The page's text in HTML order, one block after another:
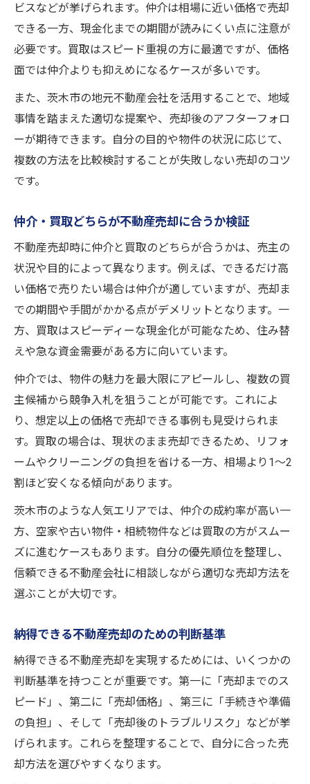
ビスなどが挙げられます。仲介は相場に近い価格で売却
できる一方、現金化までの期間が読みにくい点に注意が
必要です。買取はスピード重視の方に最適ですが、価格
面では仲介よりも抑えめになるケースが多いです。
また、茨木市の地元不動産会社を活用することで、地域
事情を踏まえた適切な提案や、売却後のアフターフォロ
ーが期待できます。自分の目的や物件の状況に応じて、
複数の方法を比較検討することが失敗しない売却のコツ
です。
仲介・買取どちらが不動産売却に合うか検証
不動産売却時に仲介と買取のどちらが合うかは、売主の
状況や目的によって異なります。例えば、できるだけ高
い価格で売りたい場合は仲介が適していますが、売却ま
での期間や手間がかかる点がデメリットとなります。一
方、買取はスピーディーな現金化が可能なため、住み替
えや急な資金需要がある方に向いています。
仲介では、物件の魅力を最大限にアピールし、複数の買
主候補から競争入札を狙うことが可能です。これによ
り、想定以上の価格で売却できる事例も見受けられま
す。買取の場合は、現状のまま売却できるため、リフォ
ームやクリーニングの負担を省ける一方、相場より1～2
割ほど安くなる傾向があります。
茨木市のような人気エリアでは、仲介の成約率が高い一
方、空家や古い物件・相続物件などは買取の方がスムー
ズに進むケースもあります。自分の優先順位を整理し、
信頼できる不動産会社に相談しながら適切な売却方法を
選ぶことが大切です。
納得できる不動産売却のための判断基準
納得できる不動産売却を実現するためには、いくつかの
判断基準を持つことが重要です。第一に「売却までのス
ピード」、第二に「売却価格」、第三に「手続きや準備
の負担」、そして「売却後のトラブルリスク」などが挙
げられます。これらを整理することで、自分に合った売
却方法を選びやすくなります。